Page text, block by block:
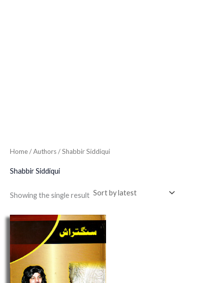
Home/ Authors / Shabbir Siddiqui
Shabbir Siddiqui
Showing the single result